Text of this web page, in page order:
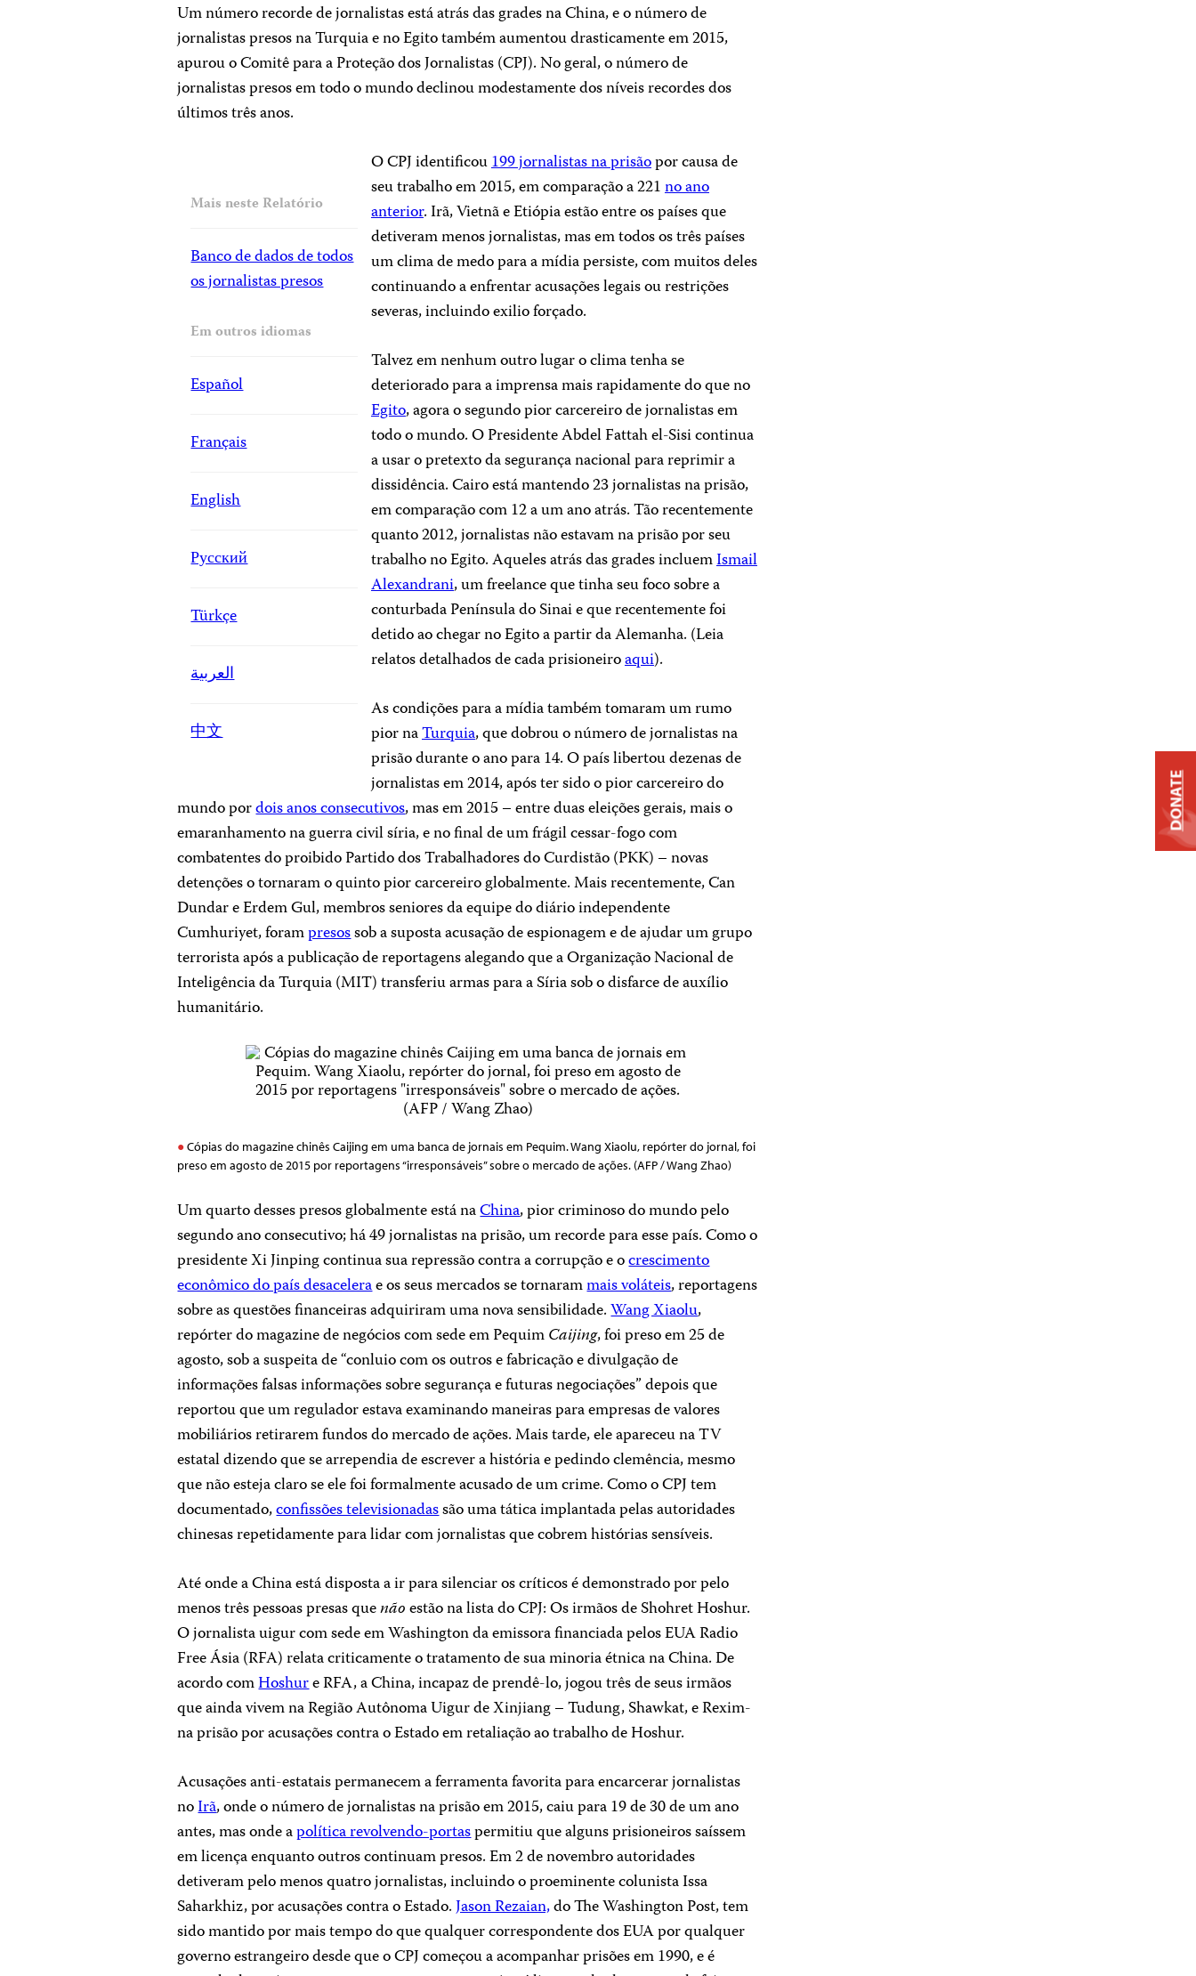
Um número recorde de jornalistas está atrás das grades na China, e o número de
jornalistas presos na Turquia e no Egito também aumentou drasticamente em 2015,
apurou o Comitê para a Proteção dos Jornalistas (CPJ). No geral, o número de
jornalistas presos em todo o mundo declinou modestamente dos níveis recordes dos
últimos três anos.
Mais neste Relatório
Banco de dados de todos
os jornalistas presos
Em outros idiomas
Español
Français
English
Русский
Türkçe
العربية
中文
O CPJ identificou199 jornalistas na prisãopor causa de
seu trabalho em 2015, em comparação a 221no ano
anterior. Irã, Vietnã e Etiópia estão entre os países que
detiveram menos jornalistas, mas em todos os três países
um clima de medo para a mídia persiste, com muitos deles
continuando a enfrentar acusações legais ou restrições
severas, incluindo exilio forçado.
Talvez em nenhum outro lugar o clima tenha se
deteriorado para a imprensa mais rapidamente do que no
Egito, agora o segundo pior carcereiro de jornalistas em
todo o mundo. O Presidente Abdel Fattah el-Sisi continua
a usar o pretexto da segurança nacional para reprimir a
dissidência. Cairo está mantendo 23 jornalistas na prisão,
em comparação com 12 a um ano atrás. Tão recentemente
quanto 2012, jornalistas não estavam na prisão por seu
trabalho no Egito. Aqueles atrás das grades incluemIsmail
Alexandrani, um freelance que tinha seu foco sobre a
conturbada Península do Sinai e que recentemente foi
detido ao chegar no Egito a partir da Alemanha. (Leia
relatos detalhados de cada prisioneiroaqui).
As condições para a mídia também tomaram um rumo
pior naTurquia, que dobrou o número de jornalistas na
prisão durante o ano para 14. O país libertou dezenas de
jornalistas em 2014, após ter sido o pior carcereiro do
mundo pordois anos consecutivos, mas em 2015 – entre duas eleições gerais, mais o
emaranhamento na guerra civil síria, e no final de um frágil cessar-fogo com
combatentes do proibido Partido dos Trabalhadores do Curdistão (PKK) – novas
detenções o tornaram o quinto pior carcereiro globalmente. Mais recentemente, Can
Dundar e Erdem Gul, membros seniores da equipe do diário independente
Cumhuriyet, forampresossob a suposta acusação de espionagem e de ajudar um grupo
terrorista após a publicação de reportagens alegando que a Organização Nacional de
Inteligência da Turquia (MIT) transferiu armas para a Síria sob o disfarce de auxílio
humanitário.
Cópias do magazine chinês Caijing em uma banca de jornais em Pequim. Wang Xiaolu, repórter do jornal, foi
preso em agosto de 2015 por reportagens “irresponsáveis” sobre o mercado de ações. (AFP / Wang Zhao)
Um quarto desses presos globalmente está naChina, pior criminoso do mundo pelo
segundo ano consecutivo; há 49 jornalistas na prisão, um recorde para esse país. Como o
presidente Xi Jinping continua sua repressão contra a corrupção e ocrescimento
econômico do país desacelerae os seus mercados se tornarammais voláteis, reportagens
sobre as questões financeiras adquiriram uma nova sensibilidade.Wang Xiaolu,
repórter do magazine de negócios com sede em PequimCaijing, foi preso em 25 de
agosto, sob a suspeita de “conluio com os outros e fabricação e divulgação de
informações falsas informações sobre segurança e futuras negociações” depois que
reportou que um regulador estava examinando maneiras para empresas de valores
mobiliários retirarem fundos do mercado de ações. Mais tarde, ele apareceu na TV
estatal dizendo que se arrependia de escrever a história e pedindo clemência, mesmo
que não esteja claro se ele foi formalmente acusado de um crime. Como o CPJ tem
documentado,confissões televisionadassão uma tática implantada pelas autoridades
chinesas repetidamente para lidar com jornalistas que cobrem histórias sensíveis.
Até onde a China está disposta a ir para silenciar os críticos é demonstrado por pelo
menos três pessoas presas quenãoestão na lista do CPJ: Os irmãos de Shohret Hoshur.
O jornalista uigur com sede em Washington da emissora financiada pelos EUA Radio
Free Ásia (RFA) relata criticamente o tratamento de sua minoria étnica na China. De
acordo comHoshure RFA, a China, incapaz de prendê-lo, jogou três de seus irmãos
que ainda vivem na Região Autônoma Uigur de Xinjiang – Tudung, Shawkat, e Rexim-
na prisão por acusações contra o Estado em retaliação ao trabalho de Hoshur.
Acusações anti-estatais permanecem a ferramenta favorita para encarcerar jornalistas
noIrã, onde o número de jornalistas na prisão em 2015, caiu para 19 de 30 de um ano
antes, mas onde apolítica revolvendo-portaspermitiu que alguns prisioneiros saíssem
em licença enquanto outros continuam presos. Em 2 de novembro autoridades
detiveram pelo menos quatro jornalistas, incluindo o proeminente colunista Issa
Saharkhiz, por acusações contra o Estado.Jason Rezaian,do The Washington Post, tem
sido mantido por mais tempo do que qualquer correspondente dos EUA por qualquer
governo estrangeiro desde que o CPJ começou a acompanhar prisões em 1990, e é
DONATE